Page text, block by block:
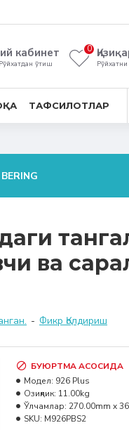
кабинет
ўтиш
0
ТАФСИЛОТЛАР
ва
- Фикр Қолдириш
БУЮРТМА АСОСИДА
Модел: 926 Plus
Озиқлик: 11.00kg
Ўлчамлар: 270.00mm x
SKU: M926PBS2